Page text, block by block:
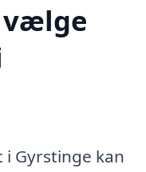
vælge
Gyrstinge kan